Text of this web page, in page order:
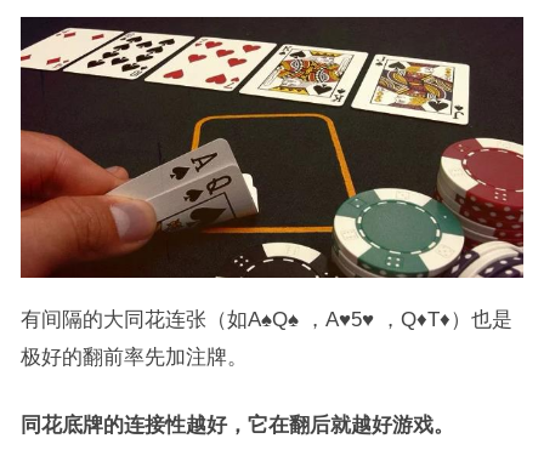
有间隔的大同花连张（如A♠Q♠ ，A♥5♥ ，Q♦T♦）也是
极好的翻前率先加注牌。
同花底牌的连接性越好，它在翻后就越好游戏。